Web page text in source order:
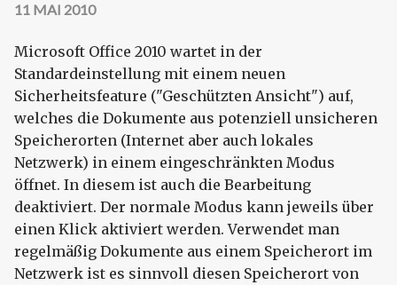
11 MAI 2010
Microsoft Office 2010 wartet in der
Standardeinstellung mit einem neuen
Sicherheitsfeature ("Geschützten Ansicht") auf,
welches die Dokumente aus potenziell unsicheren
Speicherorten (Internet aber auch lokales
Netzwerk) in einem eingeschränkten Modus
öffnet. In diesem ist auch die Bearbeitung
deaktiviert. Der normale Modus kann jeweils über
einen Klick aktiviert werden. Verwendet man
regelmäßig Dokumente aus einem Speicherort im
Netzwerk ist es sinnvoll diesen Speicherort von